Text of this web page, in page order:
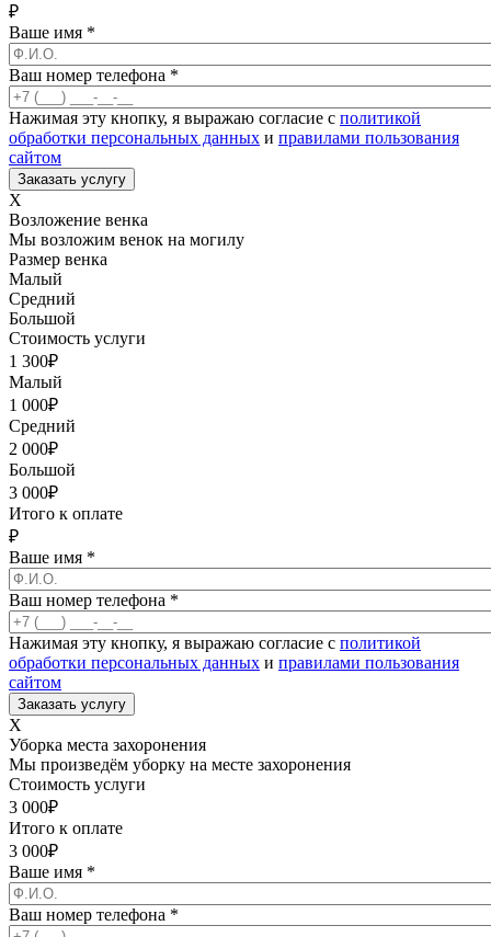
₽
Ваше имя *
Ваш номер телефона *
Нажимая эту кнопку, я выражаю согласие с политикой
обработки персональных данных и правилами пользования
сайтом
X
Возложение венка
Мы возложим венок на могилу
Размер венка
Малый
Средний
Большой
Стоимость услуги
1 300₽
Малый
1 000₽
Средний
2 000₽
Большой
3 000₽
Итого к оплате
₽
Ваше имя *
Ваш номер телефона *
Нажимая эту кнопку, я выражаю согласие с политикой
обработки персональных данных и правилами пользования
сайтом
X
Уборка места захоронения
Мы произведём уборку на месте захоронения
Стоимость услуги
3 000₽
Итого к оплате
3 000₽
Ваше имя *
Ваш номер телефона *